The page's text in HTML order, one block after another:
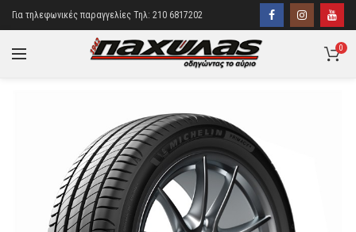
Για τηλεφωνικές παραγγελίες Τηλ: 210 6817202
0